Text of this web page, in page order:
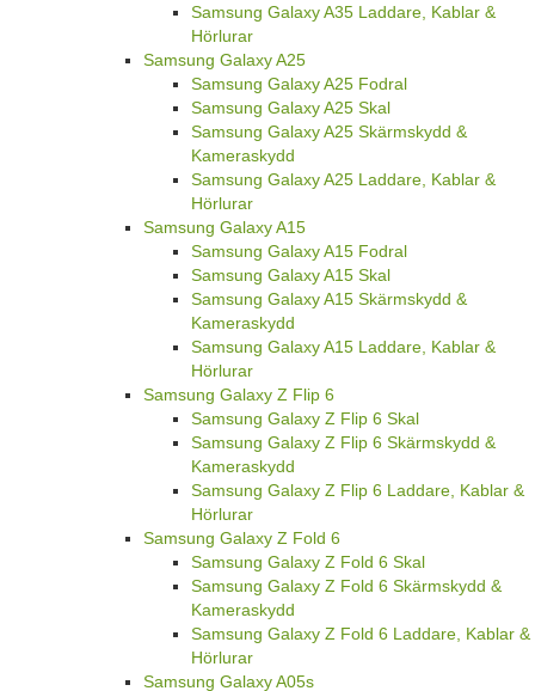
Samsung Galaxy A35 Laddare, Kablar &
Hörlurar
Samsung Galaxy A25
Samsung Galaxy A25 Fodral
Samsung Galaxy A25 Skal
Samsung Galaxy A25 Skärmskydd &
Kameraskydd
Samsung Galaxy A25 Laddare, Kablar &
Hörlurar
Samsung Galaxy A15
Samsung Galaxy A15 Fodral
Samsung Galaxy A15 Skal
Samsung Galaxy A15 Skärmskydd &
Kameraskydd
Samsung Galaxy A15 Laddare, Kablar &
Hörlurar
Samsung Galaxy Z Flip 6
Samsung Galaxy Z Flip 6 Skal
Samsung Galaxy Z Flip 6 Skärmskydd &
Kameraskydd
Samsung Galaxy Z Flip 6 Laddare, Kablar &
Hörlurar
Samsung Galaxy Z Fold 6
Samsung Galaxy Z Fold 6 Skal
Samsung Galaxy Z Fold 6 Skärmskydd &
Kameraskydd
Samsung Galaxy Z Fold 6 Laddare, Kablar &
Hörlurar
Samsung Galaxy A05s